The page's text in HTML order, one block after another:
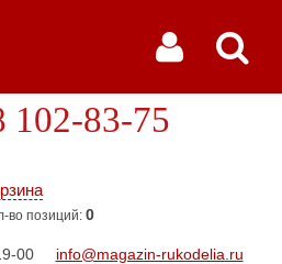
во позиций: 0
102-83-75
00 info@magazin-rukodelia.ru